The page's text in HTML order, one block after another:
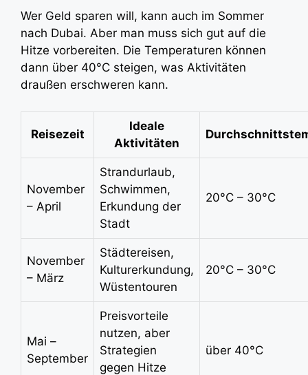
Wer Geld sparen will, kann auch im Sommer
nach Dubai. Aber man muss sich gut auf die
Hitze vorbereiten. Die Temperaturen können
dann über 40°C steigen, was Aktivitäten
draußen erschweren kann.
Reisezeit
Ideale
Aktivitäten
November
– April
Strandurlaub,
Schwimmen,
Erkundung der
Stadt
20°C – 30°C
November
– März
Städtereisen,
Kulturerkundung,
Wüstentouren
20°C – 30°C
Mai –
September
Preisvorteile
nutzen, aber
Strategien
gegen Hitze
über 40°C